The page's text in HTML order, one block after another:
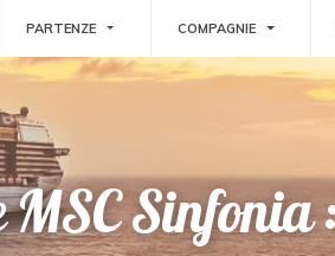
DROPDOWN
PARTENZE TOGGLE DROPDOWN
COMPAGNIE TOGGLE
MSC Sinfonia